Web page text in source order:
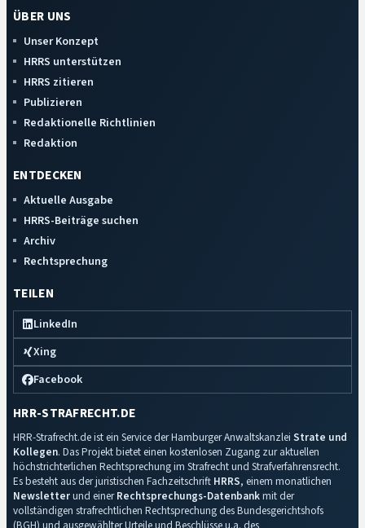
ÜBER UNS
Unser Konzept
HRRS unterstützen
HRRS zitieren
Publizieren
Redaktionelle Richtlinien
Redaktion
ENTDECKEN
Aktuelle Ausgabe
HRRS-Beiträge suchen
Archiv
Rechtsprechung
TEILEN
LinkedIn
Xing
Facebook
HRR-STRAFRECHT.DE
HRR-Strafrecht.de ist ein Service der Hamburger Anwaltskanzlei Strate und
Kollegen. Das Projekt bietet einen kostenlosen Zugang zur aktuellen
höchstrichterlichen Rechtsprechung im Strafrecht und Strafverfahrensrecht.
Es besteht aus der juristischen Fachzeitschrift HRRS, einem monatlichen
Newsletterund einerRechtsprechungs-Datenbankmit der
vollständigen strafrechtlichen Rechtsprechung des Bundesgerichtshofs